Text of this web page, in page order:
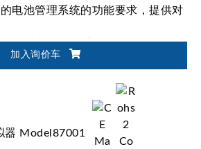
电池管理系统的功能要求，提供对
口的电池管理系统，如：
、LINbus…等
加入询价车